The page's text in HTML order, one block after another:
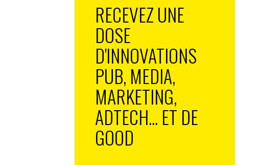
RECEVEZ UNE
DOSE
D'INNOVATIONS
PUB, MEDIA,
MARKETING,
ADTECH... ET DE
GOOD